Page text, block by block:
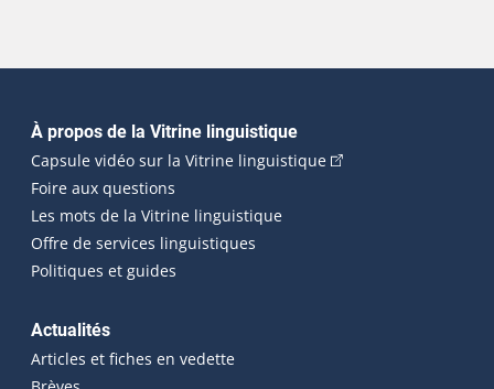
Navigation principale
À propos de la Vitrine linguistique
Capsule vidéo sur la Vitrine linguistique(Cet hyperlien
Foire aux questions
Les mots de la Vitrine linguistique
Offre de services linguistiques
Politiques et guides
Actualités
Articles et fiches en vedette